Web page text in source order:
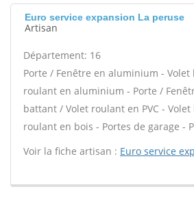
Euro service expansion La peruse
Artisan
Département: 16
Porte / Fenêtre en aluminium -
roulant en aluminium - Porte /
battant / Volet roulant en PVC -
roulant en bois - Portes de garage -
Voir la fiche artisan : Euro service